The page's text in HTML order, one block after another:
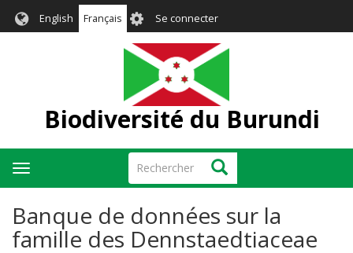
English Français User
account
menu
Se connecter
Biodiversité du Burundi
Rechercher Rechercher
Toggle
navigation
Banque de données sur la
famille des Dennstaedtiaceae